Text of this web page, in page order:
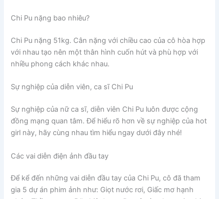
Chi Pu nặng bao nhiêu?
Chi Pu nặng 51kg. Cân nặng với chiều cao của cô hòa hợp
với nhau tạo nên một thân hình cuốn hút và phù hợp với
nhiều phong cách khác nhau.
Sự nghiệp của diễn viên, ca sĩ Chi Pu
Sự nghiệp của nữ ca sĩ, diễn viên Chi Pu luôn được cộng
đồng mạng quan tâm. Để hiểu rõ hơn về sự nghiệp của hot
girl này, hãy cùng nhau tìm hiểu ngay dưới đây nhé!
Các vai diễn điện ảnh đầu tay
Để kể đến những vai diễn đầu tay của Chi Pu, cô đã tham
gia 5 dự án phim ảnh như: Giọt nước rơi, Giấc mơ hạnh